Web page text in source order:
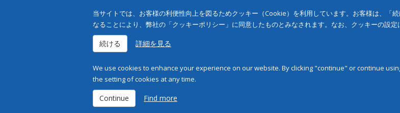
当サイトでは、お客様の利便性向上を図るためクッキー（Cookie）を利用しています。お客様は、「
なることにより、弊社の「クッキーポリシー」に同意したものとみなされます。なお、クッキーの設定
続ける 詳細を見る
We use cookies to enhance your experience on our website. By clicking "continue" or continue
the setting of cookies at any time.
Continue Find more